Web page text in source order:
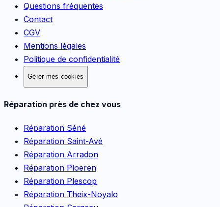
Questions fréquentes
Contact
CGV
Mentions légales
Politique de confidentialité
Gérer mes cookies
Réparation près de chez vous
Réparation Séné
Réparation Saint-Avé
Réparation Arradon
Réparation Ploeren
Réparation Plescop
Réparation Theix-Noyalo